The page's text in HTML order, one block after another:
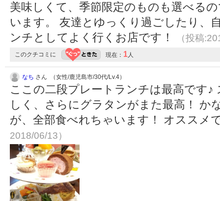
美味しくて、季節限定のものも選べる
います。 友達とゆっくり過ごしたり、
ンチとしてよく行くお店です！
（投稿
このクチコミに 現在： 1人
なち さん （女性/鹿児島市/30代/Lv.4）
ここの二段プレートランチは最高です♪
しく、さらにグラタンがまた最高！ か
が、全部食べれちゃいます！ オススメ
2018/06/13）